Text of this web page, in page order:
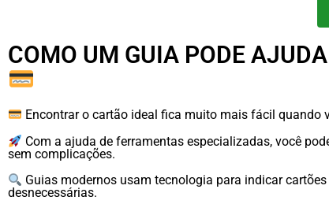
COMO UM GUIA PODE
Encontrar o cartão ideal fica muito mais fácil quando
Com a ajuda de ferramentas especializadas, você
sem complicações.
Guias modernos usam tecnologia para indicar
desnecessárias.